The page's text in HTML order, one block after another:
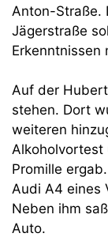
Anton-Straße.
Jägerstraße
Auf der
stehen. Dort
weiteren
Alkoholvortest
Promille
Audi A4 eines
Neben ihm
Auto.